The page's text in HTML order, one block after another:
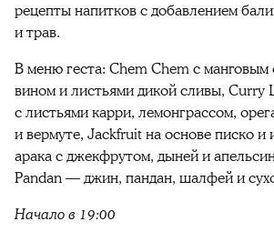
рецепты напитков с добавлением
и трав.
В меню геста: Chem Chem с
вином и листьями дикой сливы, Curry
с листьями карри, лемонграссом,
и вермуте, Jackfruit на основе писко и
арака с джекфрутом, дыней и
Pandan — джин, пандан, шалфей и
Начало в 19:00